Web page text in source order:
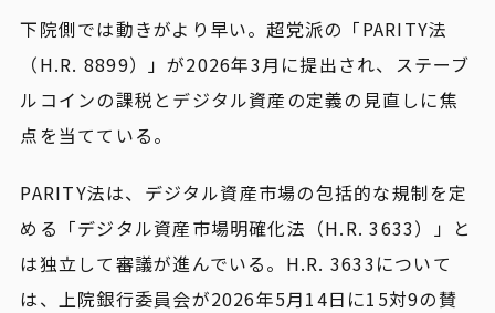
下院側では動きがより早い。超党派の「PARITY法
（H.R. 8899）」が2026年3月に提出され、ステーブ
ルコインの課税とデジタル資産の定義の見直しに焦
点を当てている。
PARITY法は、デジタル資産市場の包括的な規制を定
める「デジタル資産市場明確化法（H.R. 3633）」と
は独立して審議が進んでいる。H.R. 3633について
は、上院銀行委員会が2026年5月14日に15対9の賛